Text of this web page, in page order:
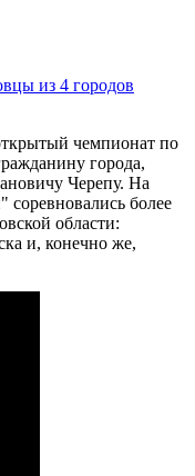
чемпионат по
города,
Черепу. На
более
области:
и, конечно же,